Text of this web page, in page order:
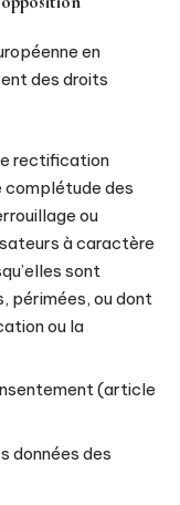
en
des droits
rectification
complétude des
ou
à caractère
sont
périmées, ou dont
ou la
(article
données des